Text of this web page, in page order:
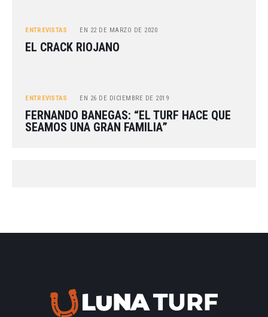
ENTREVISTAS EN 22 DE MARZO DE 2020
EL CRACK RIOJANO
ENTREVISTAS EN 26 DE DICIEMBRE DE 2019
FERNANDO BANEGAS: “EL TURF HACE QUE
SEAMOS UNA GRAN FAMILIA”